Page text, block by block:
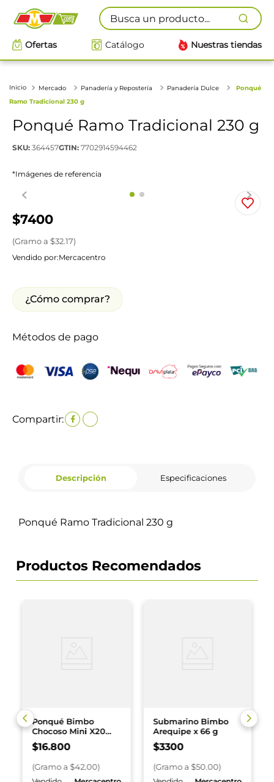
Busca un producto...
Ofertas Catálogo Nuestras tiendas
Mercado Panadería y Repostería Panadería Dulce
Ponqué
Ramo Tradicional 230 g
Ponqué Ramo Tradicional 230 g
SKU: 364457GTIN: 7702914594462
*Imágenes de referencia
$7400
(Gramoa $32.17)
Vendido por:Mercacentro
¿Cómo comprar?
Métodos de pago
Compartir:
Descripción Especificaciones
Ponqué Ramo Tradicional 230 g
Productos Recomendados
Ponqué Bimbo
Chocoso Mini X20
und 400 g
$16.800
(Gramoa $42.00)
Submarino Bimbo
Arequipe x 66 g
$3300
(Gramoa $50.00)